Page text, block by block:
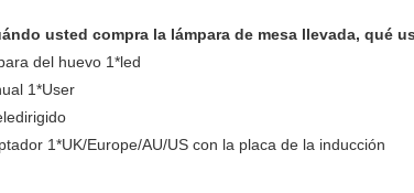
usted compra la lámpara de mesa llevada, qué
del huevo 1*led
1*User
1*UK/Europe/AU/US con la placa de la inducción